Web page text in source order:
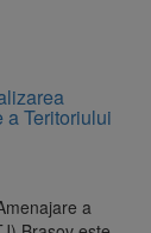
Teritoriului
a